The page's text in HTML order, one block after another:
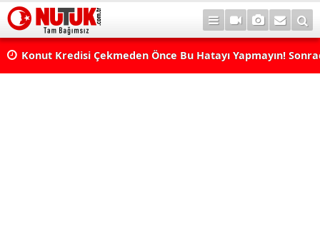
Konut Kredisi Çekmeden Önce Bu Hatayı Yapmayın!